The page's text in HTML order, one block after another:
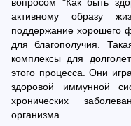
активному образу
поддержание хорошего
для благополучия.
комплексы для
этого процесса. Они
здоровой иммунной
хронических
организма.